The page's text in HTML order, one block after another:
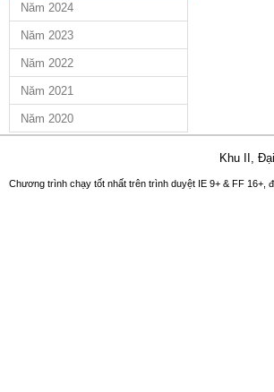
Năm 2024
Năm 2023
Năm 2022
Năm 2021
Năm 2020
Khu II,
Chương trình chạy tốt nhất trên trình duyệt IE 9+ & FF 16+,